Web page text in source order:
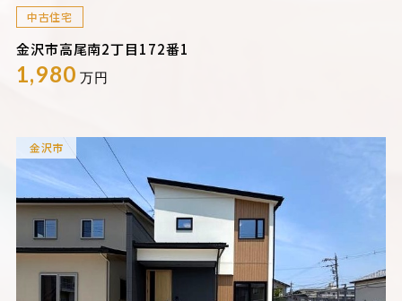
中古住宅
金沢市高尾南2丁目172番1
1,980 万円
金沢市